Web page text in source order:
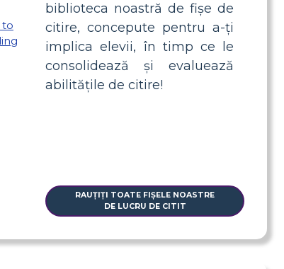
biblioteca noastră de fișe de
citire, concepute pentru a-ți
implica elevii, în timp ce le
consolidează și evaluează
abilitățile de citire!
RAUȚIȚI TOATE FIȘELE NOASTRE
DE LUCRU DE CITIT